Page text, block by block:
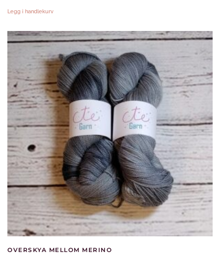
Legg i handlekurv
OVERSKYA MELLOM MERINO